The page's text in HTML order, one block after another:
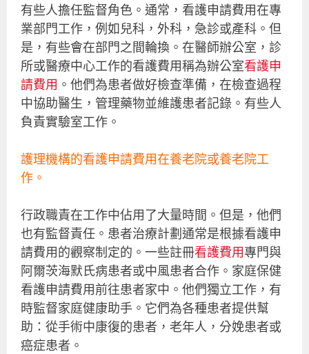
有些人擔任監督角色。通常，看護申請費用在專
業部門工作，例如兒科，外科，急診或產科。但
是，有些會在部門之間輪換。在醫師辦公室，診
所或醫療中心工作的看護費用稱為辦公室看護申
請費用 。他們為患者做好檢查準備，在檢查過程
中協助醫生，管理藥物並維護患者記錄。有些人
負責實驗室工作。
護理機構的看護申請費用在養老院或養老院工
作。
行政職責在工作中佔用了大量時間。但是，他們
也有監督責任。患者治療計劃通常是根據看護申
請費用的觀察制定的。一些註冊看護費用專門與
阿爾茨海默氏病患者或中風患者合作。家庭保健
看護申請費用前往患者家中。他們獨立工作，有
時監督家庭健康助手。它們為各種患者提供幫
助：從手術中康復的患者，老年人，分娩患者或
癌症患者。